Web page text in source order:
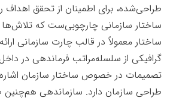
طراحی‌شده، برای اطمینان از تحقق
ساختار سازمانی چارچوبی‌ست که
ساختار معمولاً در قالب چارت سازمانی
گرافیکی از سلسله‌مراتب فرماندهی در
تصمیمات در خصوص ساختار سازمان
طراحی سازمان دارد. سازماندهی هم‌چنین